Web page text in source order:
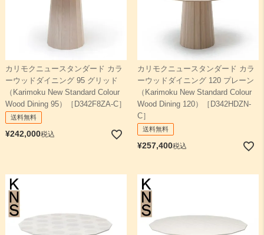
カリモクニュースタンダード カラ
ーウッドダイニング 95 グリッド
（Karimoku New Standard Colour
Wood Dining 95）［D342F8ZA-C］
送料無料
¥242,000税込
カリモクニュースタンダード カラ
ーウッドダイニング 120 プレーン
（Karimoku New Standard Colour
Wood Dining 120）［D342HDZN-
C］
送料無料
¥257,400税込